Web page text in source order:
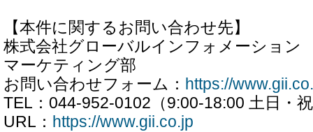
【本件に関するお問い合わせ先】
株式会社グローバルインフォメーション
マーケティング部
お問い合わせフォーム： https://
TEL：044-952-0102（9:00-18:00 土日・
URL： https://www.gii.co.jp